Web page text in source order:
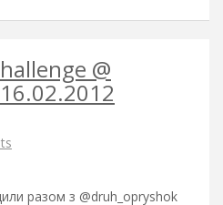
@
разом з @druh_opryshok